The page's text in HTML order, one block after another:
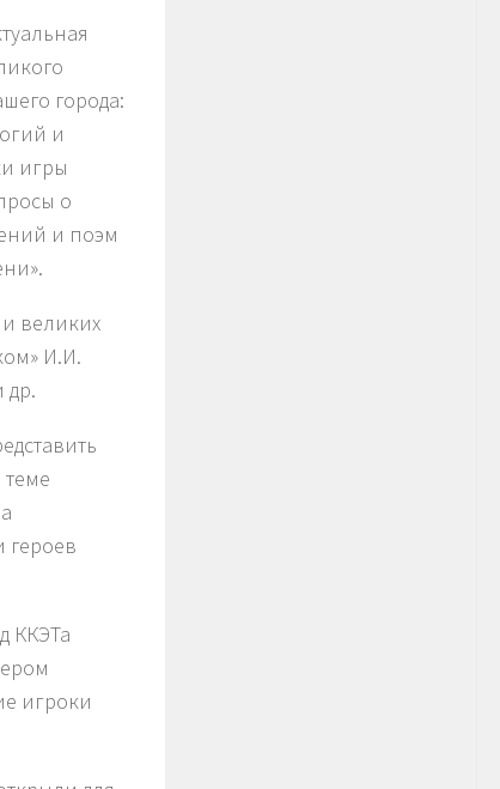
города:
и
игры
о
и поэм
великих
И.И.
др.
героев
ККЭТа
игроки